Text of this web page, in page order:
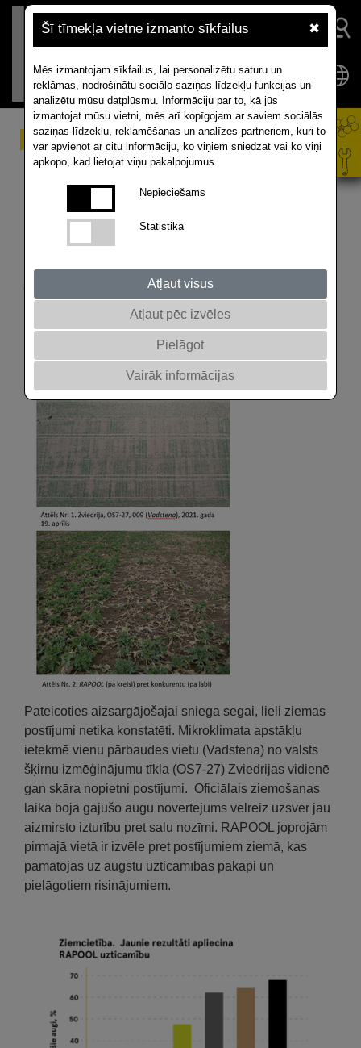
Šī tīmekļa vietne izmanto sīkfailus ✖
Mēs izmantojam sīkfailus, lai personalizētu saturu un
reklāmas, nodrošinātu sociālo saziņas līdzekļu funkcijas un
analizētu mūsu datplūsmu. Informāciju par to, kā jūs
izmantojat mūsu vietni, mēs arī kopīgojam ar saviem sociālās
saziņas līdzekļu, reklamēšanas un analīzes partneriem, kuri to
var apvienot ar citu informāciju, ko viņiem sniedzat vai ko viņi
apkopo, kad lietojat viņu pakalpojumus.
Nepieciešams
Statistika
Atļaut visus
Atļaut pēc izvēles
Pielāgot
Vairāk informācijas
Ziemcietība. Jaunie
rezultāti apliecina
RAPOOL uzticamību
Pēdējā laikā vērojamās maigās ziemas un diskusijas
jaunajām hibrīdšķirnēm, kā piemēram, izturību pret
slimībām, sausumizturību vai ražības stabilitāti. Taču
2020./2021. gada aukstā ziema, stiprāka sala viļņi un
lielais sniega segas biezums, īpaši Eiropas
ziemeļrietumos parāda vajadzību pēc augstas
ziemcietības, jo tā atkal kļūst par nozīmīgu īpašību.
Pateicoties aizsargājošajai sniega segai, lieli ziemas
postījumi netika konstatēti. Mikroklimata apstākļu
ietekmē vienu pārbaudes vietu (Vadstena) no valsts
šķirņu izmēģinājumu tīkla (OS7-27) Zviedrijas vidienē
gan skāra nopietni postījumi. Oficiālais ziemošanas
laikā bojā gājušo augu novērtējums vēlreiz uzsver jau
aizmirsto izturību pret salu nozīmi. RAPOOL joprojām
pirmajā vietā ir izvēle pret postījumiem ziemā, kas
pamatojas uz augstu uzticamības pakāpi un
pielāgotiem risinājumiem.